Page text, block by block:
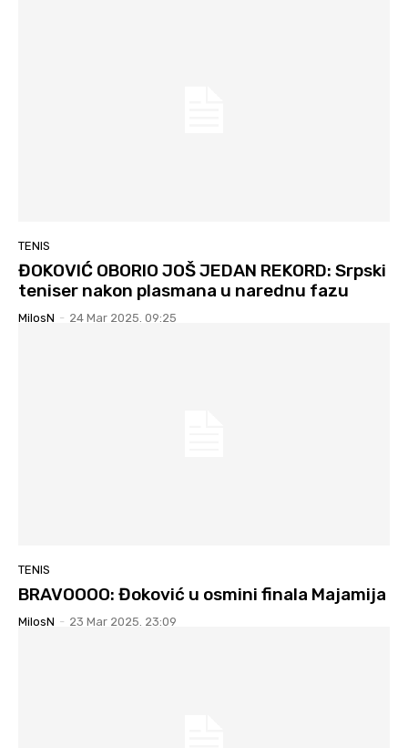
TENIS
ĐOKOVIĆ OBORIO JOŠ JEDAN REKORD: Srpski
teniser nakon plasmana u narednu fazu
MilosN - 24 Mar 2025. 09:25
TENIS
BRAVOOOO: Đoković u osmini finala Majamija
MilosN - 23 Mar 2025. 23:09